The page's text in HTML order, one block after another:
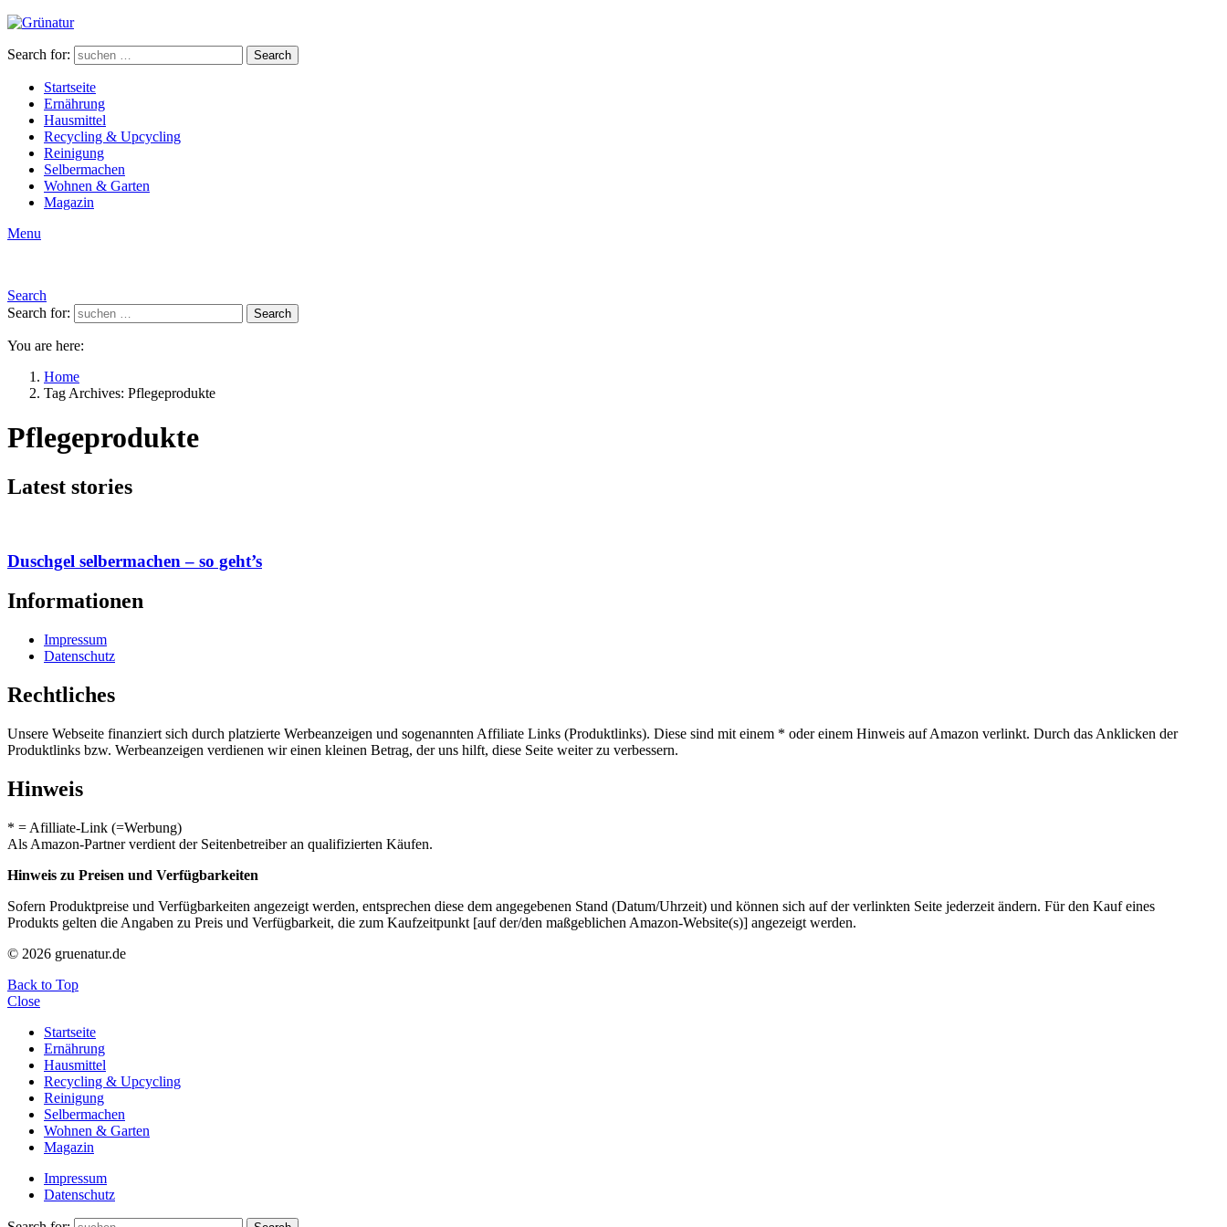
Search for: Search
Startseite
Ernährung
Hausmittel
Recycling & Upcycling
Reinigung
Selbermachen
Wohnen & Garten
Magazin
Menu
Search
Search for:
Search
You are here:
Home
Tag Archives: Pflegeprodukte
Pflegeprodukte
Latest stories
Duschgel selbermachen – so geht’s
Informationen
Impressum
Datenschutz
Rechtliches
Unsere Webseite finanziert sich durch platzierte Werbeanzeigen und sogenannten Affiliate Links (Produktlinks). Diese sind mit einem * oder einem Hinweis auf Amazon verlinkt. Durch das Anklicken der
Produktlinks bzw. Werbeanzeigen verdienen wir einen kleinen Betrag, der uns hilft, diese Seite weiter zu verbessern.
Hinweis
* = Afilliate-Link (=Werbung)
Als Amazon-Partner verdient der Seitenbetreiber an qualifizierten Käufen.
Hinweis zu Preisen und Verfügbarkeiten
Sofern Produktpreise und Verfügbarkeiten angezeigt werden, entsprechen diese dem angegebenen Stand (Datum/Uhrzeit) und können sich auf der verlinkten Seite jederzeit ändern. Für den Kauf eines
Produkts gelten die Angaben zu Preis und Verfügbarkeit, die zum Kaufzeitpunkt [auf der/den maßgeblichen Amazon-Website(s)] angezeigt werden.
© 2026 gruenatur.de
Back to Top
Close
Startseite
Ernährung
Hausmittel
Recycling & Upcycling
Reinigung
Selbermachen
Wohnen & Garten
Magazin
Impressum
Datenschutz